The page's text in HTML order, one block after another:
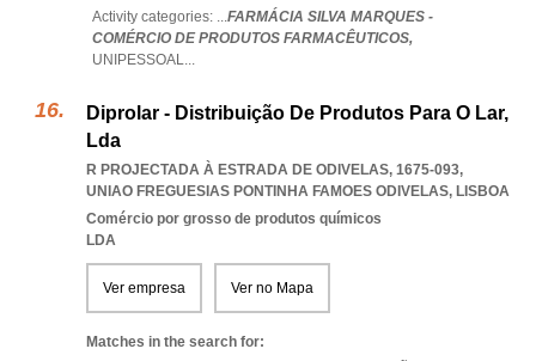
Activity categories: ...FARMÁCIA SILVA MARQUES -
COMÉRCIO DE PRODUTOS FARMACÊUTICOS,
UNIPESSOAL...
Diprolar - Distribuição De Produtos Para O Lar,
Lda
R PROJECTADA À ESTRADA DE ODIVELAS, 1675-093,
UNIAO FREGUESIAS PONTINHA FAMOES ODIVELAS, LISBOA
Comércio por grosso de produtos químicos
LDA
Ver empresa Ver no Mapa
Matches in the search for: